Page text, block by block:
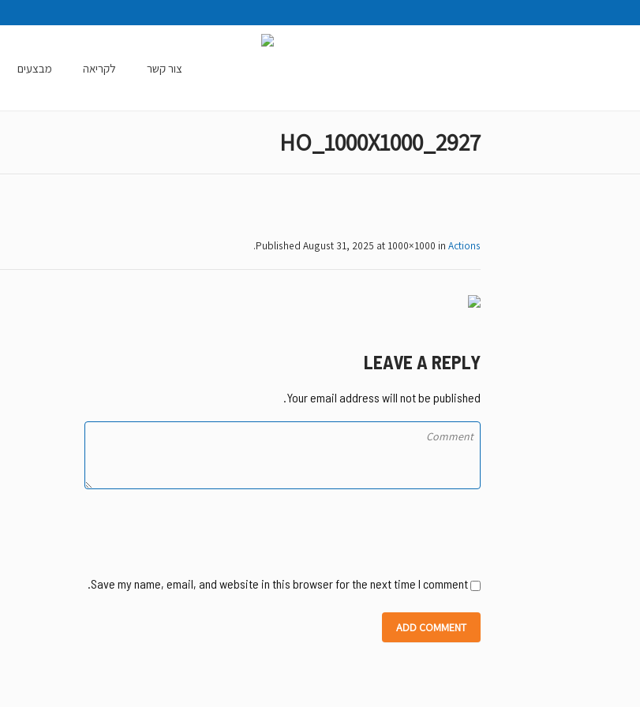
מבצעים לקריאה צור קשר
2927_HO_1000X1000
Published August 31, 2025 at 1000×1000 in Actions
.
LEAVE A REPLY
Your email address will not be published.
Save my name, email, and website in this browser for the next time I comment.